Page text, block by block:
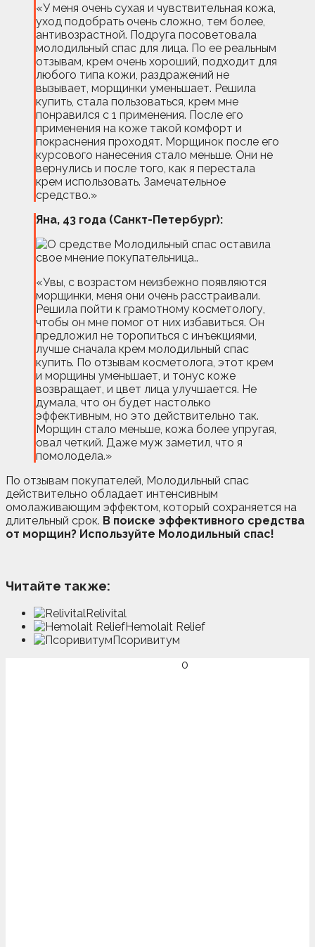
«У меня очень сухая и чувствительная кожа,
уход подобрать очень сложно, тем более,
антивозрастной. Подруга посоветовала
молодильный спас для лица. По ее реальным
отзывам, крем очень хороший, подходит для
любого типа кожи, раздражений не
вызывает, морщинки уменьшает. Решила
купить, стала пользоваться, крем мне
понравился с 1 применения. После его
применения на коже такой комфорт и
покраснения проходят. Морщинок после его
курсового нанесения стало меньше. Они не
вернулись и после того, как я перестала
крем использовать. Замечательное
средство.»
Яна, 43 года (Санкт-Петербург):
«Увы, с возрастом неизбежно появляются
морщинки, меня они очень расстраивали.
Решила пойти к грамотному косметологу,
чтобы он мне помог от них избавиться. Он
предложил не торопиться с инъекциями,
лучше сначала крем молодильный спас
купить. По отзывам косметолога, этот крем
и морщины уменьшает, и тонус коже
возвращает, и цвет лица улучшается. Не
думала, что он будет настолько
эффективным, но это действительно так.
Морщин стало меньше, кожа более упругая,
овал четкий. Даже муж заметил, что я
помолодела.»
По отзывам покупателей, Молодильный спас
действительно обладает интенсивным
омолаживающим эффектом, который сохраняется на
длительный срок. В поиске эффективного средства
от морщин? Используйте Молодильный спас!
Читайте также:
Relivital
Hemolait Relief
Псоривитум
0